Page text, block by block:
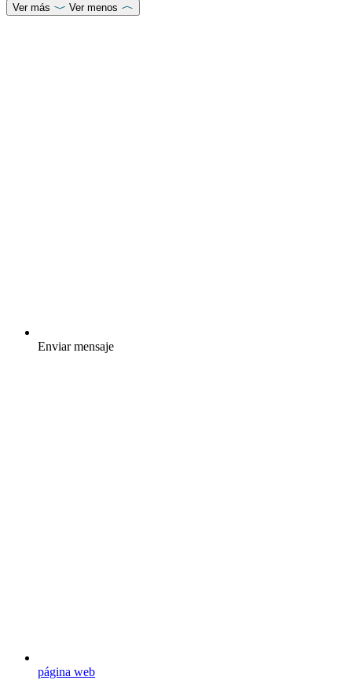
Ver más Ver menos
Enviar mensaje
página web